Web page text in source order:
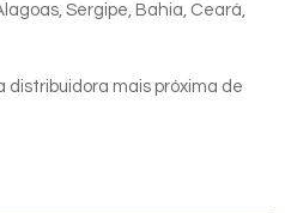
Sergipe, Bahia, Ceará,
distribuidora mais próxima de